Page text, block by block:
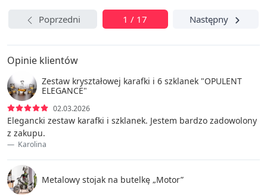
Opinie klientów
Zestaw kryształowej karafki i 6 szklanek "OPULENT
ELEGANCE"
02.03.2026
Elegancki zestaw karafki i szklanek. Jestem bardzo zadowolony
z zakupu.
Karolina
Metalowy stojak na butelkę „Motor”
Poprzedni 1 / 17 Następny